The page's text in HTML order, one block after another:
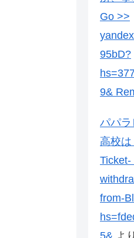
Go >>
95bD?
9&
パパ
高校は
from-